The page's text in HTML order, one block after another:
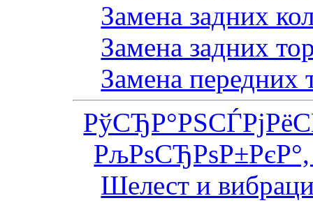
Замена задних
Замена задних
Замена передних
Шелест и